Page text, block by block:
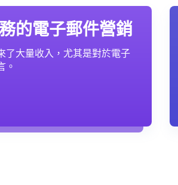
的電子郵件營銷
了大量收入，尤其是對於電子
。